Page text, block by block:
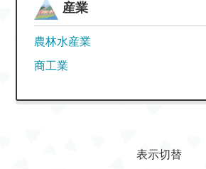
産業
農林水産業
商工業
表示切替